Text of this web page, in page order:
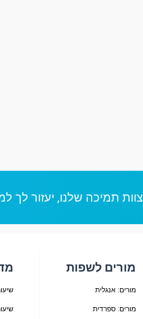
צוות תמיכה שלנו, יעזור לך
מורים לשפות
מורים: אנגלית
מורים: ספרדית